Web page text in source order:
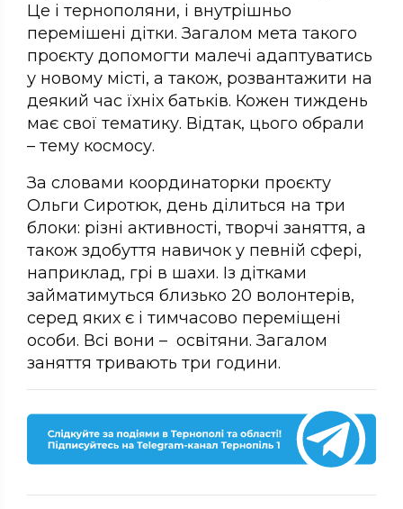
Це і тернополяни, і внутрішньо
перемішені дітки. Загалом мета такого
проєкту допомогти малечі адаптуватись
у новому місті, а також, розвантажити на
деякий час їхніх батьків. Кожен тиждень
має свої тематику. Відтак, цього обрали
– тему космосу.
За словами координаторки проєкту
Ольги Сиротюк, день ділиться на три
блоки: різні активності, творчі заняття, а
також здобуття навичок у певній сфері,
наприклад, грі в шахи. Із дітками
займатимуться близько 20 волонтерів,
серед яких є і тимчасово переміщені
особи. Всі вони – освітяни. Загалом
заняття тривають три години.